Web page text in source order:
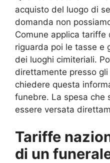
acquisto del luogo di
domanda non
Comune applica tariffe
riguarda poi le tasse e
dei luoghi cimiteriali.
direttamente presso
chiedere questa
funebre. La spesa che
essere versata
Tariffe
di un